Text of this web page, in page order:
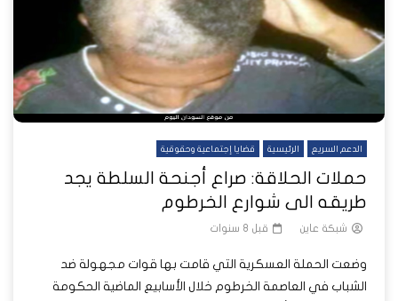
الدعم السريع الرئيسية قضايا إجتماعية وحقوقية
حملات الحلاقة: صراع أجنحة السلطة يجد
طريقه الى شوارع الخرطوم
شبكة عاين قبل 8 سنوات
وضعت الحملة العسكرية التي قامت بها قوات مجهولة ضد
الشباب في العاصمة الخرطوم خلال الأسابيع الماضية الحكومة